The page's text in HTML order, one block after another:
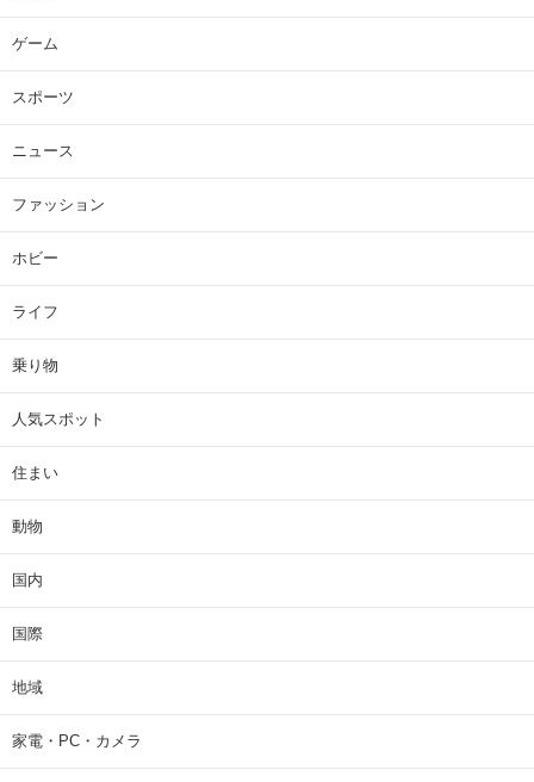
ゲーム
スポーツ
ニュース
ファッション
ホビー
ライフ
乗り物
人気スポット
住まい
動物
国内
国際
地域
家電・PC・カメラ